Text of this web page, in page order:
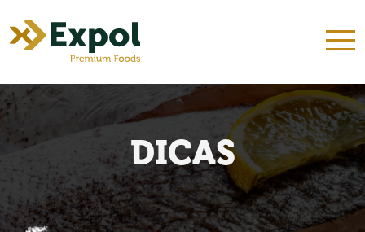
QUEM SOMOS NOSSOS KITS
DICAS
DICAS